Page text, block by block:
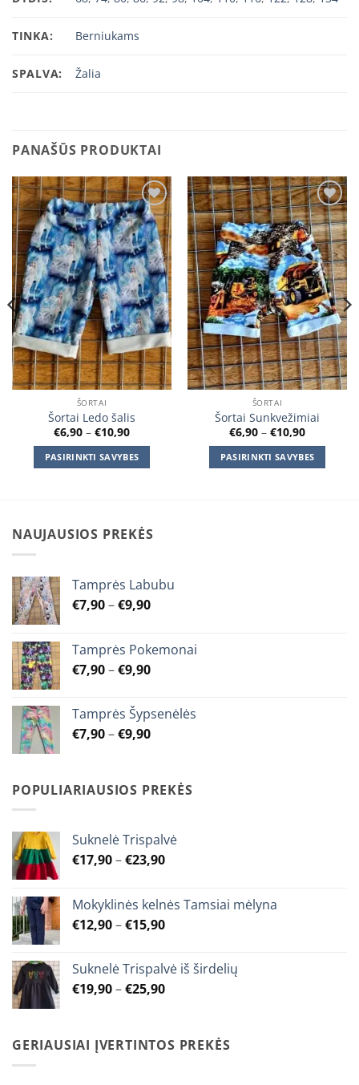
TINKA: Berniukams
SPALVA: Žalia
PANAŠŪS PRODUKTAI
Add to
wishlist
ŠORTAI
Šortai Ledo šalis
€6,90 – €10,90Price
€6,90
through
€10,90
PASIRINKTI SAVYBES
multiple
variants.
options
may
be
on
the
product
Add to
wishlist
ŠORTAI
Šortai Sunkvežimiai
€6,90 – €10,90Price
€6,90
through
€10,90
PASIRINKTI SAVYBES
NAUJAUSIOS PREKĖS
Tamprės Labubu
€7,90–€9,90Price
through
€9,90
Tamprės Pokemonai
€7,90–€9,90Price
through
€9,90
Tamprės Šypsenėlės
€7,90–€9,90Price
through
€9,90
POPULIARIAUSIOS PREKĖS
Suknelė Trispalvė
€17,90–€23,90Price
through
€23,90
Mokyklinės kelnės Tamsiai mėlyna
€12,90–€15,90Price
through
€15,90
Suknelė Trispalvė iš širdelių
€19,90–€25,90Price
through
€25,90
GERIAUSIAI ĮVERTINTOS PREKĖS